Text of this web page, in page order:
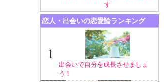
す
恋人・出会いの恋愛論ランキング
出会いで自分を成長させましょ
う！